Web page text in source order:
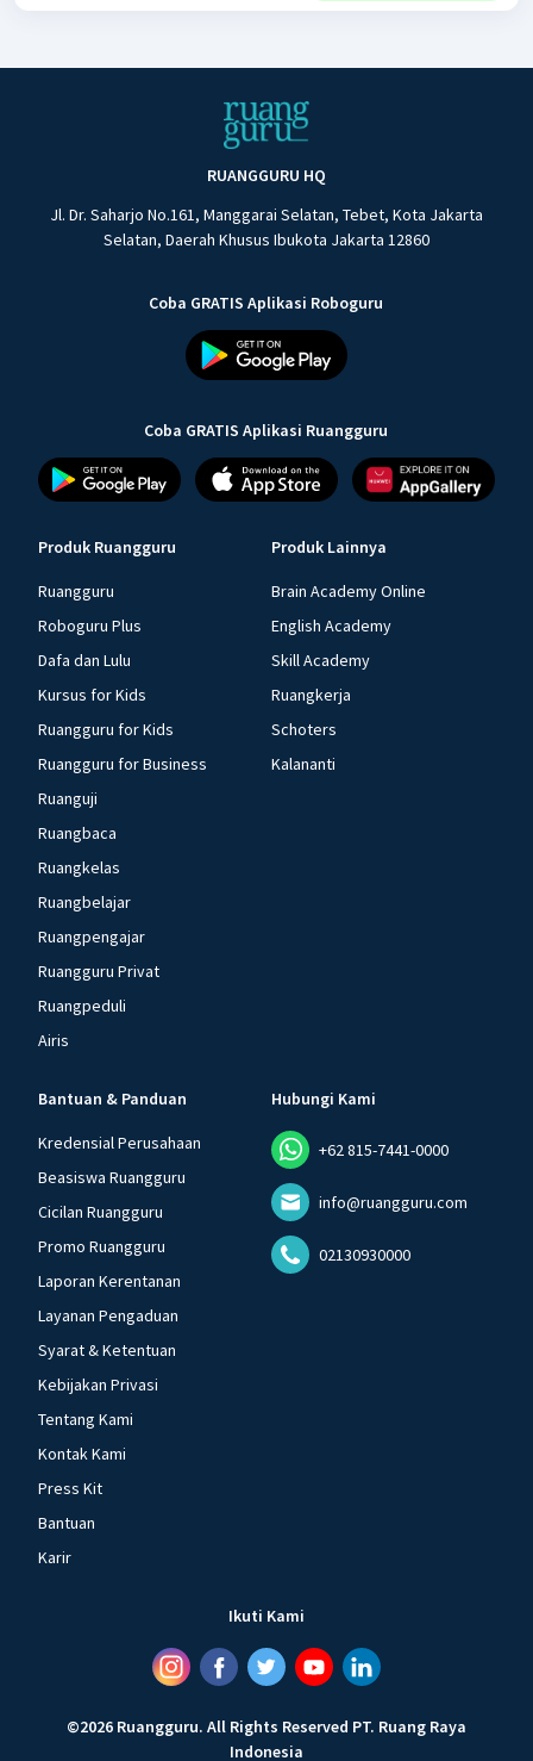
RUANGGURU HQ
Jl. Dr. Saharjo No.161, Manggarai Selatan, Tebet, Kota Jakarta
Selatan, Daerah Khusus Ibukota Jakarta 12860
Coba GRATIS Aplikasi Roboguru
Coba GRATIS Aplikasi Ruangguru
Produk Ruangguru
Ruangguru
Roboguru Plus
Dafa dan Lulu
Kursus for Kids
Ruangguru for Kids
Ruangguru for Business
Ruanguji
Ruangbaca
Ruangkelas
Ruangbelajar
Ruangpengajar
Ruangguru Privat
Ruangpeduli
Airis
Produk Lainnya
Brain Academy Online
English Academy
Skill Academy
Ruangkerja
Schoters
Kalananti
Bantuan & Panduan
Kredensial Perusahaan
Beasiswa Ruangguru
Cicilan Ruangguru
Promo Ruangguru
Laporan Kerentanan
Layanan Pengaduan
Syarat & Ketentuan
Kebijakan Privasi
Tentang Kami
Kontak Kami
Press Kit
Bantuan
Karir
Hubungi Kami
+62 815-7441-0000
info@ruangguru.com
02130930000
Ikuti Kami
©2026 Ruangguru. All Rights Reserved PT. Ruang Raya
Indonesia